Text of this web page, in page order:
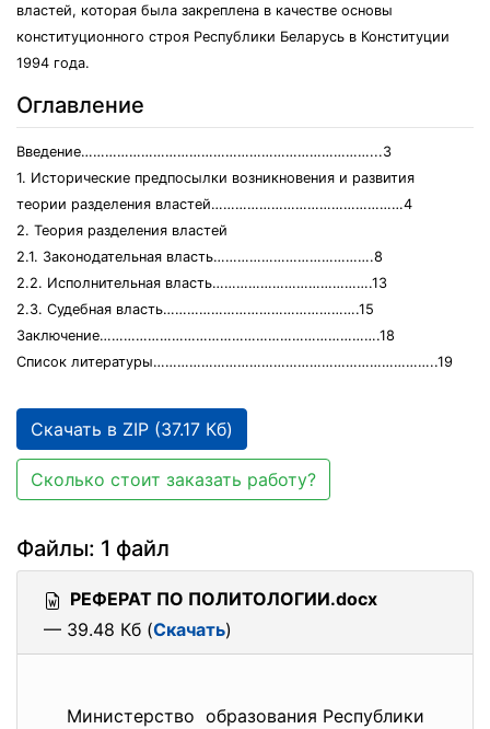
властей, которая была закреплена в качестве основы
конституционного строя Республики Беларусь в Конституции
1994 года.
Оглавление
Введение………………………………………………………………...3
1. Исторические предпосылки возникновения и развития
теории разделения властей…………………………………………4
2. Теория разделения властей
2.1. Законодательная власть………………………………….8
2.2. Исполнительная власть………………………………….13
2.3. Судебная власть………………………………………….15
Заключение…………………………………………………………….18
Список литературы……………………………………………………………..19
Скачать в ZIP (37.17 Кб)
Сколько стоит заказать работу?
Файлы: 1 файл
РЕФЕРАТ ПО ПОЛИТОЛОГИИ.docx
— 39.48 Кб (Скачать)
Министерство образования Республики